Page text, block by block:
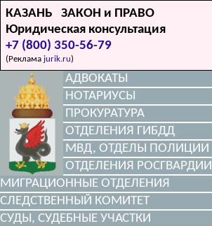
КАЗАНЬ ЗАКОН и ПРАВО
Юридическая консультация
+7 (800) 350-56-79
(Реклама jurik.ru)
АДВОКАТЫ
НОТАРИУСЫ
ПРОКУРАТУРА
ОТДЕЛЕНИЯ ГИБДД
МВД, ОТДЕЛЫ ПОЛИЦИИ
ОТДЕЛЕНИЯ РОСГВАРДИИ
МИГРАЦИОННЫЕ ОТДЕЛЕНИЯ
СЛЕДСТВЕННЫЙ КОМИТЕТ
СУДЫ, СУДЕБНЫЕ УЧАСТКИ